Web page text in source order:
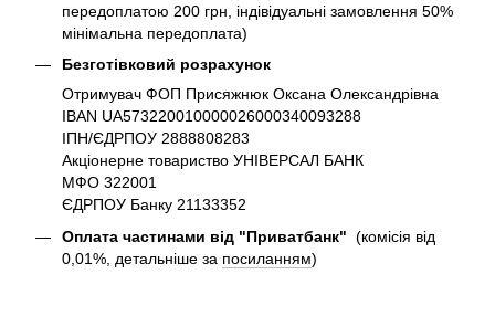
передоплатою 200 грн, індівідуальні замовлення 50%
мінімальна передоплата)
Безготівковий розрахунок
Отримувач ФОП Присяжнюк Оксана Олександрівна
IBAN UA573220010000026000340093288
ІПН/ЄДРПОУ 2888808283
Акціонерне товариство УНІВЕРСАЛ БАНК
МФО 322001
ЄДРПОУ Банку 21133352
Оплата частинами від "Приватбанк" (комісія від
0,01%, детальніше за посиланням)